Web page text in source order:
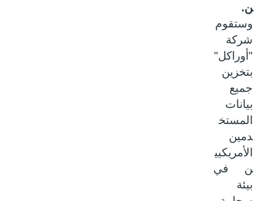
ن.
وستقوم
شركة
"أوراكل"
بتخزين
جميع
بيانات
المستخ
دمين
الأمريكيي
ن في
بيئة